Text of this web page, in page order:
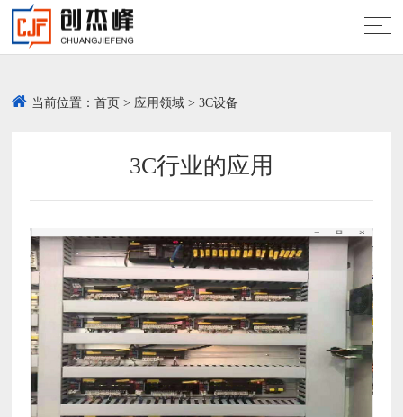
当前位置：首页 > 应用领域 >3C设备
3C行业的应用